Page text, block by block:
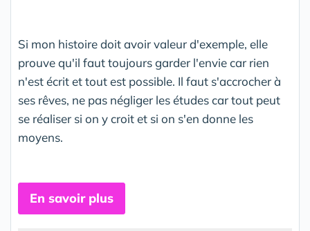
Si mon histoire doit avoir valeur d'exemple, elle
prouve qu'il faut toujours garder l'envie car rien
n'est écrit et tout est possible. Il faut s'accrocher à
ses rêves, ne pas négliger les études car tout peut
se réaliser si on y croit et si on s'en donne les
moyens.
En savoir plus